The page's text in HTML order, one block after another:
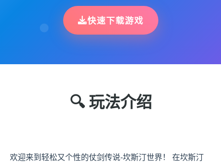
快速下载游戏
🔍 玩法介绍
欢迎来到轻松又个性的仗剑传说-坎斯汀世界！ 在坎斯汀